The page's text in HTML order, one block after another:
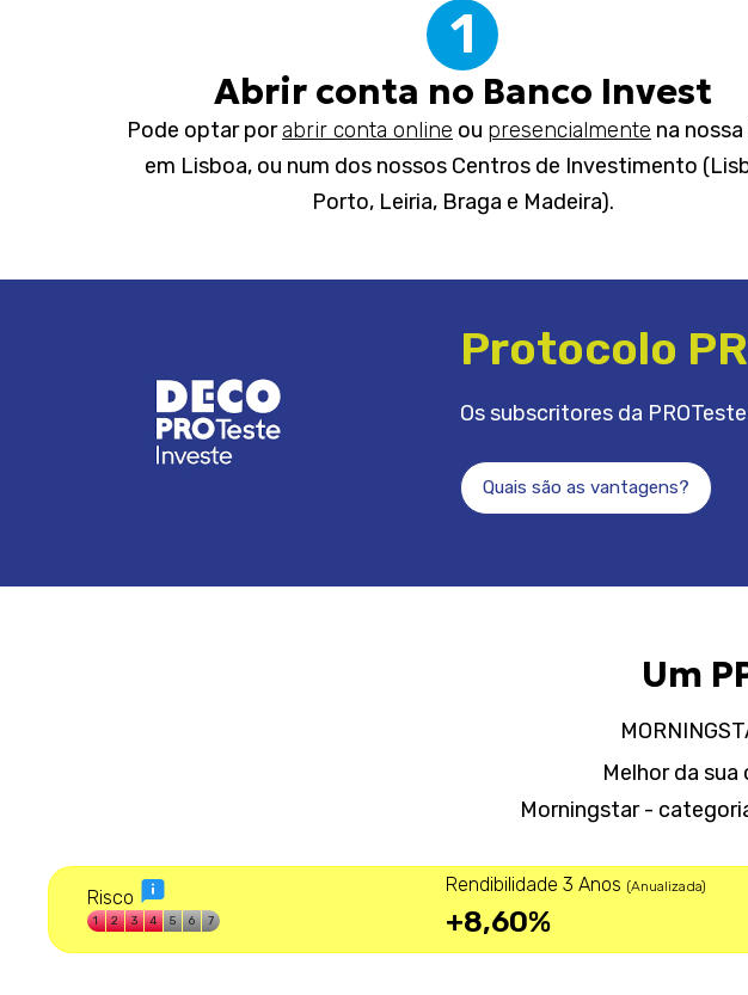
1
Abrir conta no Banco Invest
Pode optar porabrir conta online ou presencialmente na nossa
em Lisboa, ou num dos nossos Centros de Investimento
Porto, Leiria, Braga e Madeira).
Protocolo
Os subscritores da
Quais são as vantagens?
Um
Melhor da
Morningstar -
Risco
1 2 3 4 5 6 7
Rendibilidade 3 Anos (Anualizada)
+8,60%